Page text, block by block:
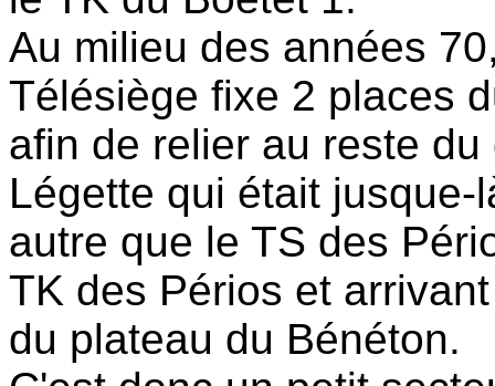
Au milieu des années
Télésiège fixe 2 places
afin de relier au reste
Légette qui était
autre que le TS des
TK des Périos et
du plateau du Bénéton.